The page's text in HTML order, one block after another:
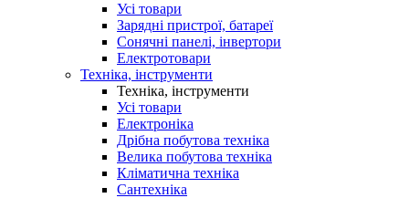
Усі товари
Зарядні пристрої, батареї
Сонячні панелі, інвертори
Електротовари
Техніка, інструменти
Техніка, інструменти
Усі товари
Електроніка
Дрібна побутова техніка
Велика побутова техніка
Кліматична техніка
Сантехніка